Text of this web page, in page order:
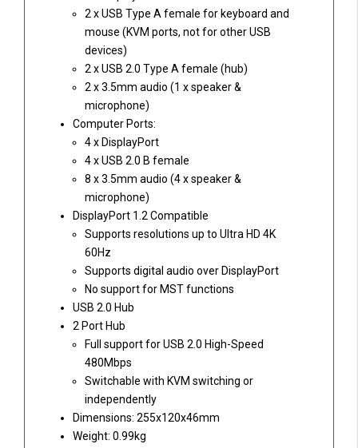
2 x USB Type A female for keyboard and
mouse (KVM ports, not for other USB
devices)
2 x USB 2.0 Type A female (hub)
2 x 3.5mm audio (1 x speaker &
microphone)
Computer Ports:
4 x DisplayPort
4 x USB 2.0 B female
8 x 3.5mm audio (4 x speaker &
microphone)
DisplayPort 1.2 Compatible
Supports resolutions up to Ultra HD 4K
60Hz
Supports digital audio over DisplayPort
No support for MST functions
USB 2.0 Hub
2 Port Hub
Full support for USB 2.0 High-Speed
480Mbps
Switchable with KVM switching or
independently
Dimensions: 255x120x46mm
Weight: 0.99kg